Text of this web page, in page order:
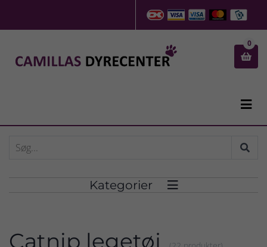

0

Kategorier 
Catnip legetøj